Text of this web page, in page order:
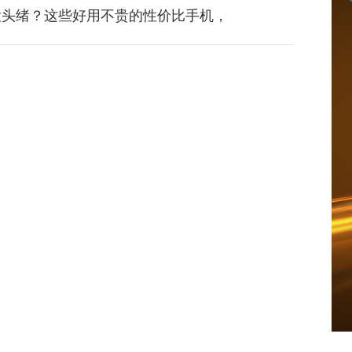
绪？这些好用不贵的性价比手机，